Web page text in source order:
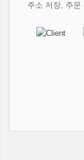
주소 저장, 주문